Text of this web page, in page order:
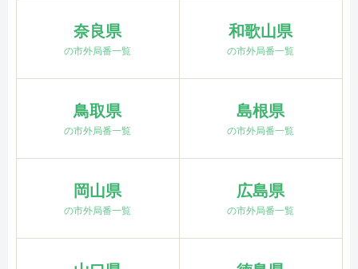
奈良県
の市外局番一覧
和歌山県
の市外局番一覧
鳥取県
の市外局番一覧
島根県
の市外局番一覧
岡山県
の市外局番一覧
広島県
の市外局番一覧